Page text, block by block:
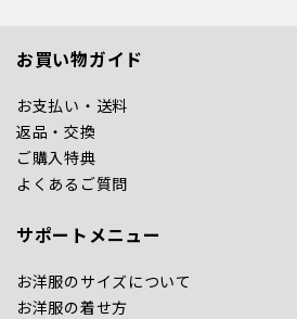
お買い物ガイド
お支払い・送料
返品・交換
ご購入特典
よくあるご質問
サポートメニュー
お洋服のサイズについて
お洋服の着せ方